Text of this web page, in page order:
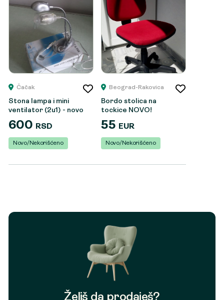
Čačak
Stona lampa i mini
ventilator (2u1) - novo
600 RSD
Novo/Nekorišćeno
Beograd-Rakovica
Bordo stolica na
tockice NOVO!
55 EUR
Novo/Nekorišćeno
Želiš da prodaješ?